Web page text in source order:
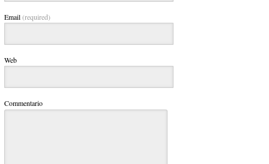
Email(required)
Web
Commentario